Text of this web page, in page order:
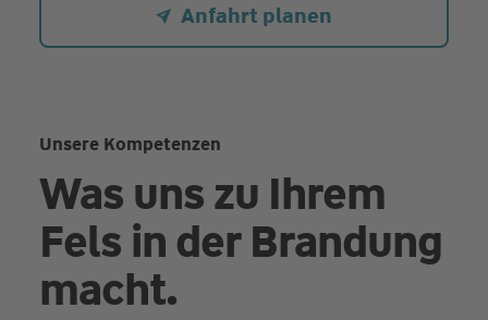
Anfahrt planen
Unsere Kompetenzen
Was uns zu Ihrem
Fels in der Brandung
macht.